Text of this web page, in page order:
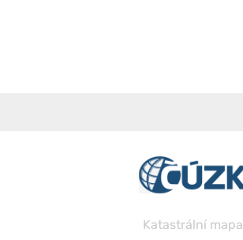
Katastrální mapa